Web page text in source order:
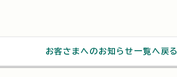
お客さまへのお知らせ一覧へ戻る